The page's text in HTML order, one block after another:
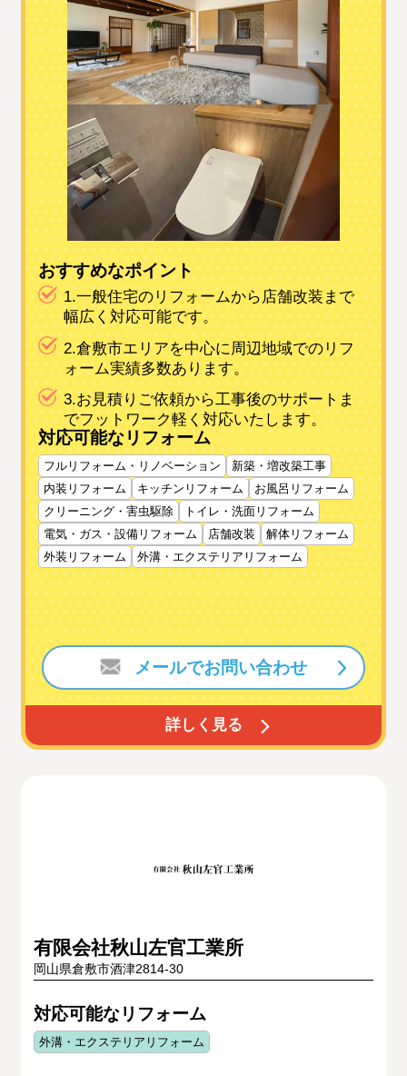
おすすめなポイント
1.一般住宅のリフォームから店舗改装まで
幅広く対応可能です。
2.倉敷市エリアを中心に周辺地域でのリフ
ォーム実績多数あります。
3.お見積りご依頼から工事後のサポートま
でフットワーク軽く対応いたします。
対応可能なリフォーム
フルリフォーム・リノベーション
新築・増改築工事
内装リフォーム
キッチンリフォーム
お風呂リフォーム
クリーニング・害虫駆除
トイレ・洗面リフォーム
電気・ガス・設備リフォーム
店舗改装
解体リフォーム
外装リフォーム
外溝・エクステリアリフォーム
詳しく見る
メールでお問い合わせ
有限会社秋山左官工業所
岡山県倉敷市酒津2814-30
対応可能なリフォーム
外溝・エクステリアリフォーム